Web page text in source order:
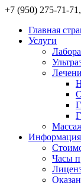
+7 (950) 275-71-
Главная
Услуги
Информация
Часы